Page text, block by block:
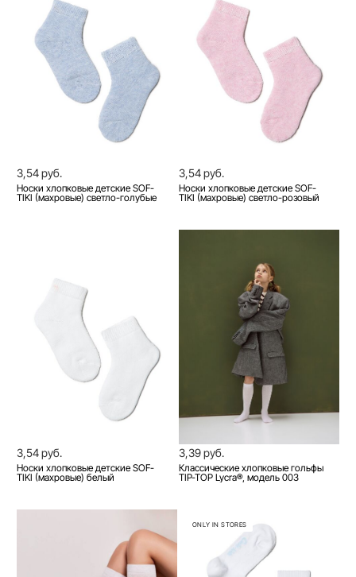
3,54 руб.
Носки хлопковые детские SOF-
TIKI (махровые) светло-голубые
3,54 руб.
Носки хлопковые детские SOF-
TIKI (махровые) светло-розовый
3,54 руб.
Носки хлопковые детские SOF-
TIKI (махровые) белый
3,39 руб.
Классические хлопковые гольфы
TIP-TOP Lycra®, модель 003
ONLY IN STORES